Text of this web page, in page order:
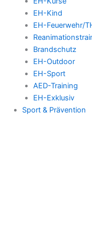
EH-Kind
EH-Feuerwehr/
Brandschutz
EH-Outdoor
EH-Sport
AED-Training
EH-Exklusiv
Sport & Prävention